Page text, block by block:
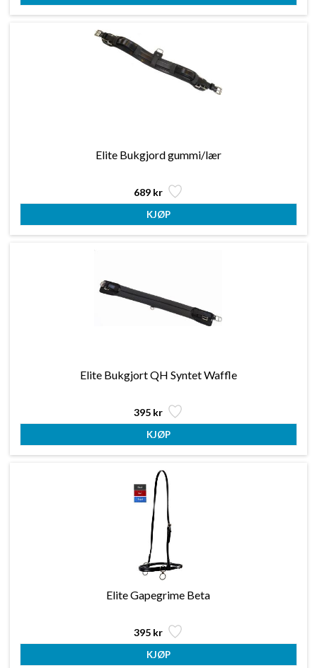
Elite Bukgjord gummi/lær
689 kr
Elite Bukgjort QH Syntet Waffle
395 kr
Elite Gapegrime Beta
395 kr